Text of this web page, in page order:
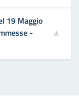
19 Maggio
-